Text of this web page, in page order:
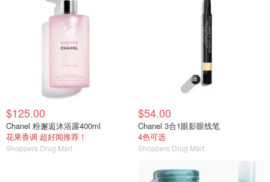
$125.00
Chanel 粉邂逅沐浴露400ml
花果香调 超好闻推荐！
Shoppers Drug Mart
$54.00
Chanel 3合1眼影眼线笔
4色可选
Shoppers Drug Mart